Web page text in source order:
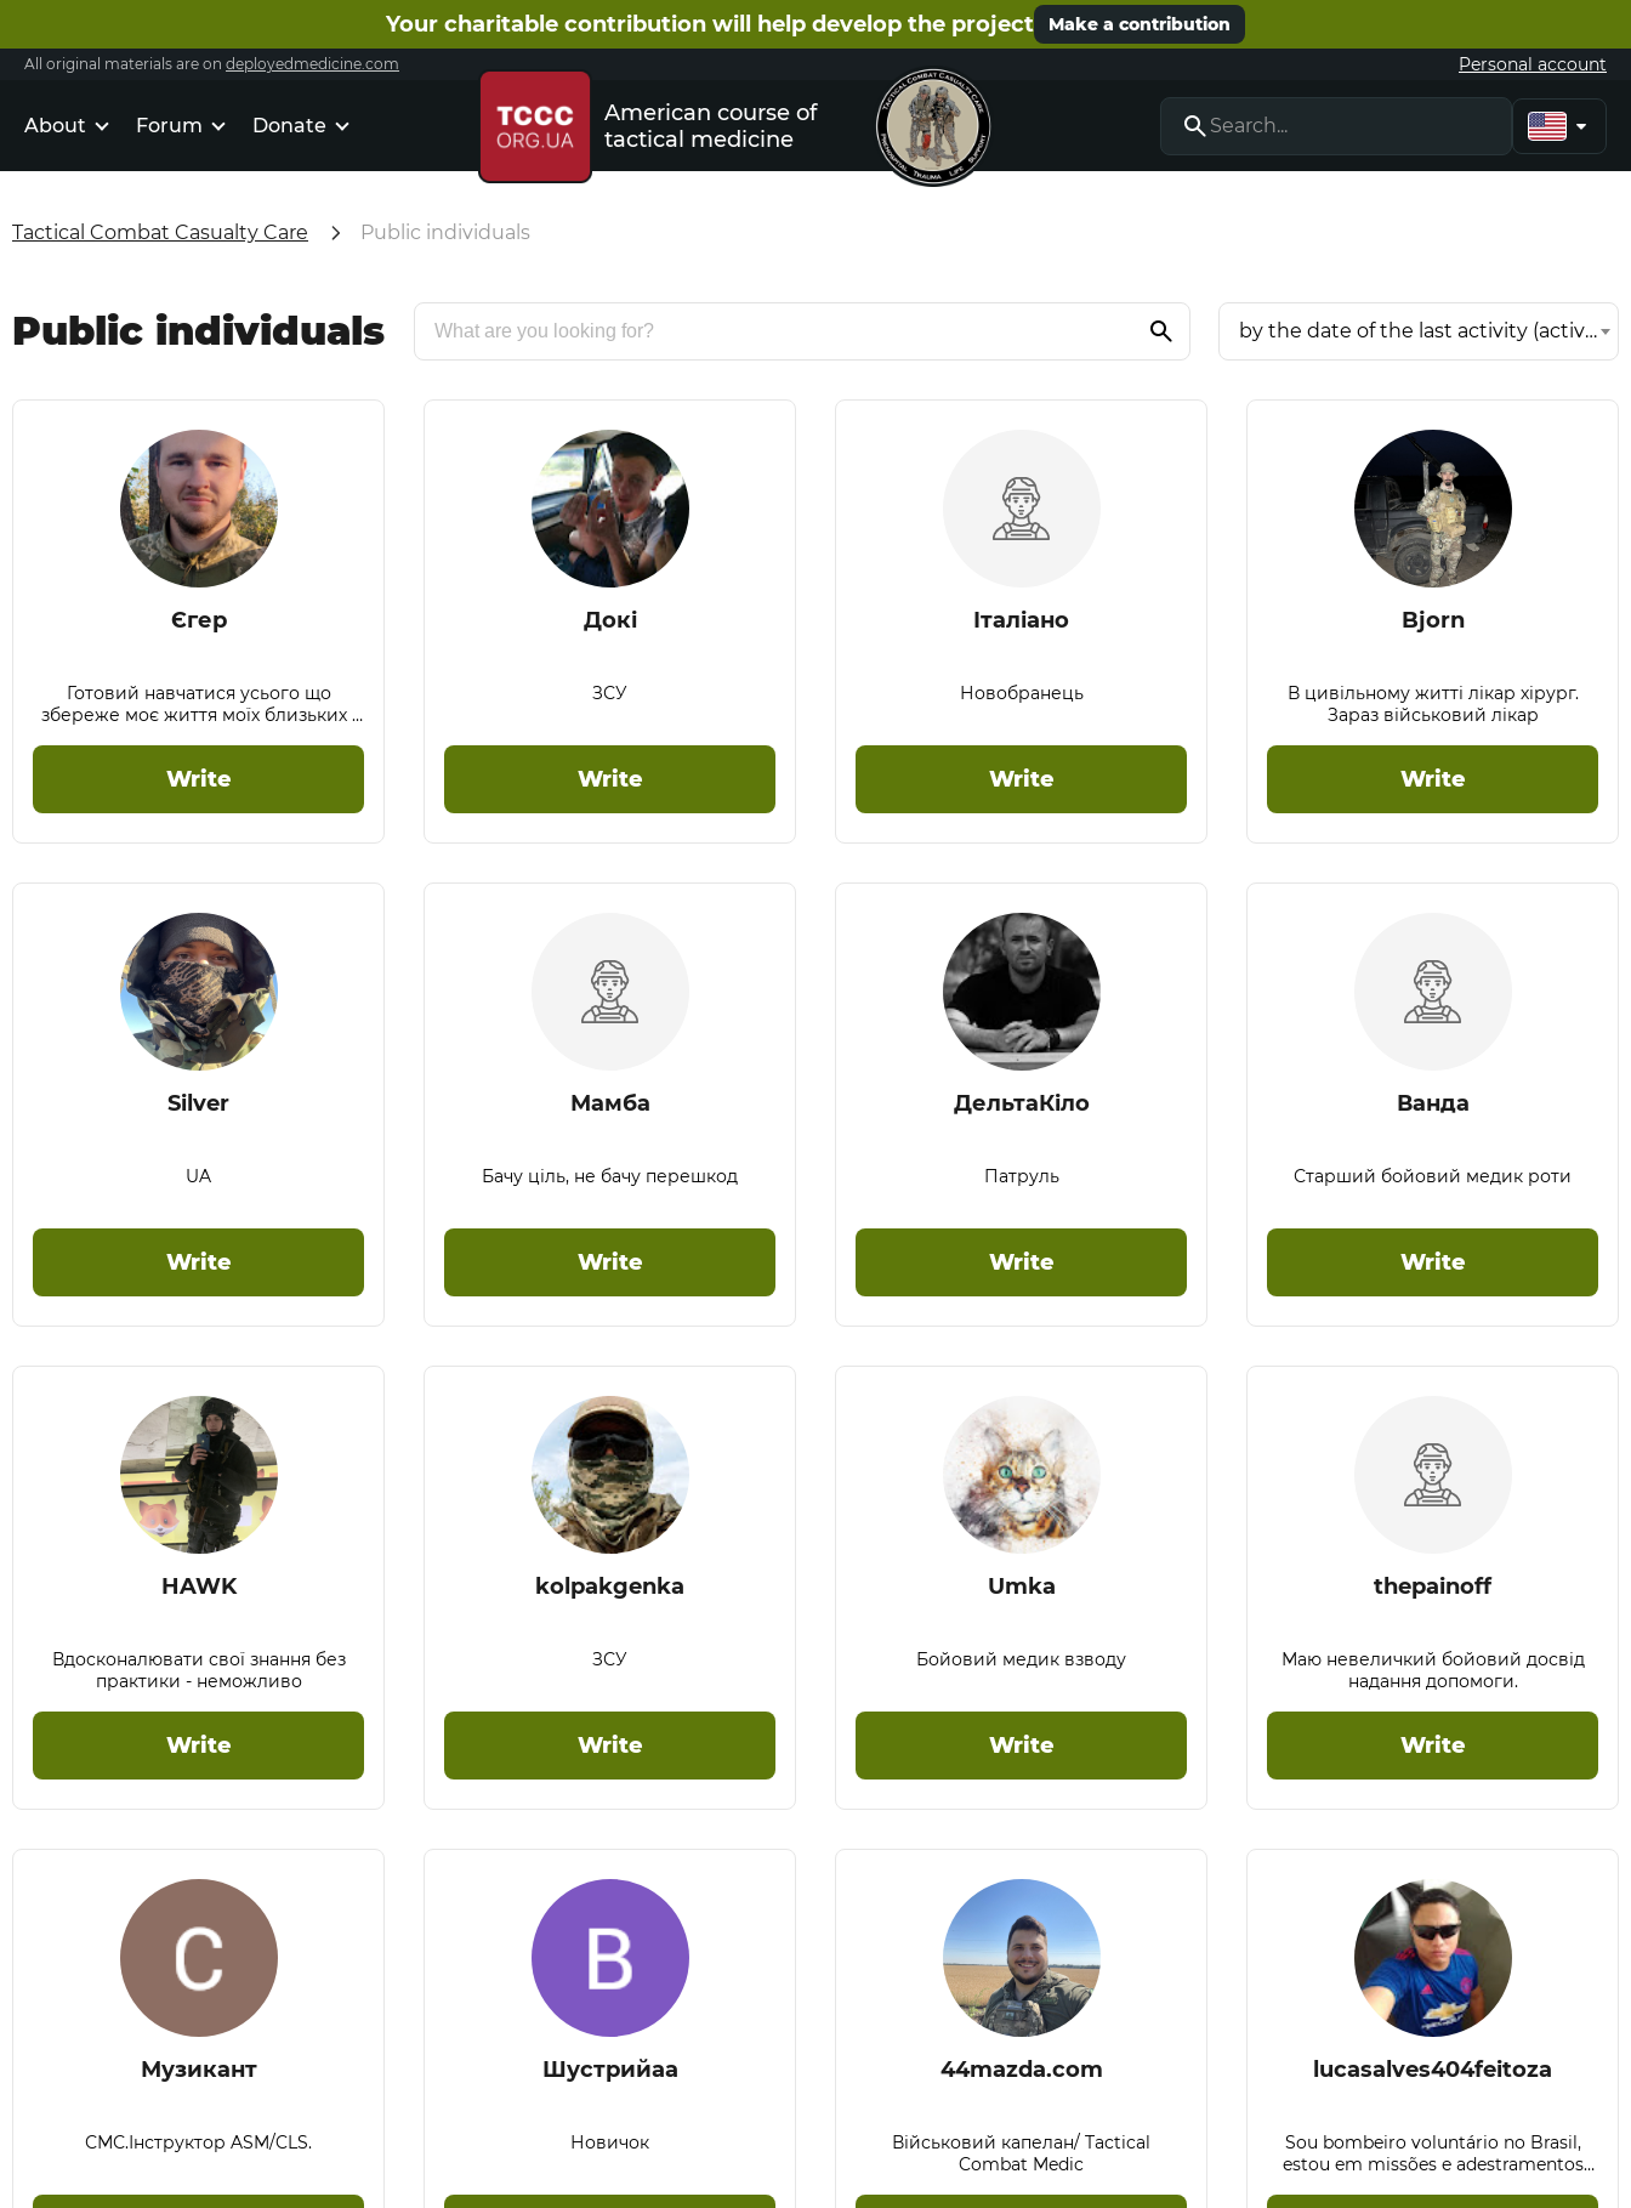
Your charitable contribution will help develop the project Make a contribution
All original materials are on deployedmedicine.com Personal account
About Forum Donate
American course of
tactical medicine
Tactical Combat Casualty Care Public individuals
Public individuals by the date of the last activity (active at the beginning)
Єгер
Готовий навчатися усього що
збереже моє життя моїх близьких і
Write
Докі
ЗСУ
Write
Італіaно
Новобранець
Write
Bjorn
В цивільному житті лікар хірург.
Зараз військовий лікар
Write
Silver
UA
Write
Мамба
Бачу ціль, не бачу перешкод
Write
ДельтаКіло
Патруль
Write
Ванда
Старший бойовий медик роти
Write
HAWK
Вдосконалювати свої знання без
практики - неможливо
Write
kolpakgenka
ЗСУ
Write
Umka
Бойовий медик взводу
Write
thepainoff
Маю невеличкий бойовий досвід
надання допомоги.
Write
Музикант
СМС.Інструктор ASM/CLS.
Шустрийaa
Новичок
44mazda.com
Військовий капелан/ Tactical
Combat Medic
lucasalves404feitoza
Sou bombeiro voluntário no Brasil,
estou em missões e adestramentos